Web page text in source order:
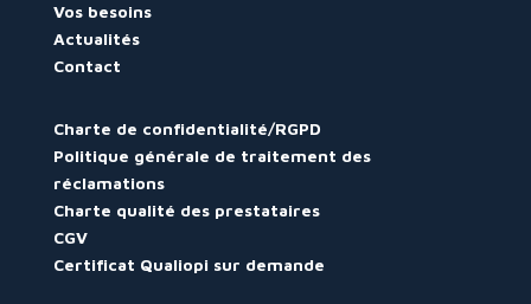
Vos besoins
Actualités
Contact
Charte de confidentialité/RGPD
Politique générale de traitement des
réclamations
Charte qualité des prestataires
CGV
Certificat Qualiopi sur demande